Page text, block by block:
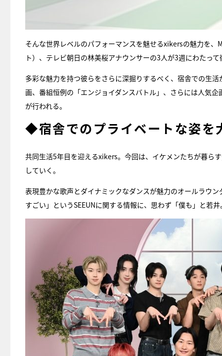
そんな世界レベルのパフォーマンスを魅せるxikersの魅力を、
ト）、テレビ朝日の林美桜アナウンサーの3人が3週にわたって
多彩な魅力を持つ彼らをさらに深掘りするべく、宿舎での生
画、番組恒例の「エンジョイダンスバトル」、さらには人気
が行われる。
◆宿舎でのプライベートな姿を
共同生活5年目を迎えるxikers。今回は、イケメンたちが暮ら
していく。
表現豊かな歌声とダイナミックなダンスが魅力のオールラウ
すごい」というSEEUNに関する情報に、思わず「僕も」と若